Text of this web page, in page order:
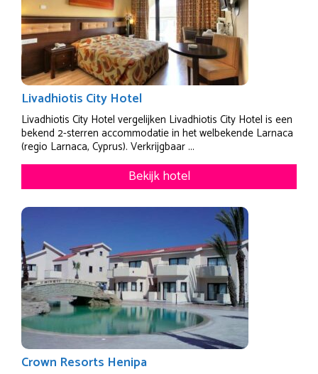
Livadhiotis City Hotel
Livadhiotis City Hotel vergelijken Livadhiotis City Hotel is een
bekend 2-sterren accommodatie in het welbekende Larnaca
(regio Larnaca, Cyprus). Verkrijgbaar ...
Bekijk hotel
Crown Resorts Henipa